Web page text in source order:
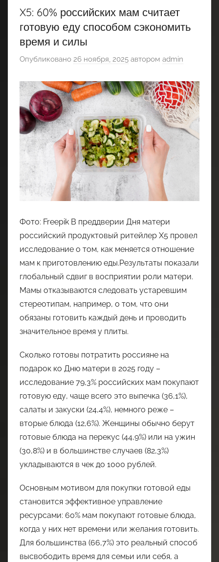
X5: 60% российских мам считает
готовую еду способом сэкономить
время и силы
Опубликовано 26 ноября, 2025 автором admin
Фото: Freepik В преддверии Дня матери
российский продуктовый ритейлер X5 провел
исследование о том, как меняется отношение
мам к приготовлению еды.Результаты показали
глобальный сдвиг в восприятии роли матери.
Мамы отказываются следовать устаревшим
стереотипам, например, о том, что они
обязаны готовить каждый день и проводить
значительное время у плиты.
Сколько готовы потратить россияне на
подарок ко Дню матери в 2025 году –
исследование 79,3% российских мам покупают
готовую еду, чаще всего это выпечка (36,1%),
салаты и закуски (24,4%), немного реже –
вторые блюда (12,6%). Женщины обычно берут
готовые блюда на перекус (44,9%) или на ужин
(30,8%) и в большинстве случаев (82,3%)
укладываются в чек до 1000 рублей.
Основным мотивом для покупки готовой еды
становится эффективное управление
ресурсами: 60% мам покупают готовые блюда,
когда у них нет времени или желания готовить.
Для большинства (66,7%) это реальный способ
высвободить время для семьи или себя, а